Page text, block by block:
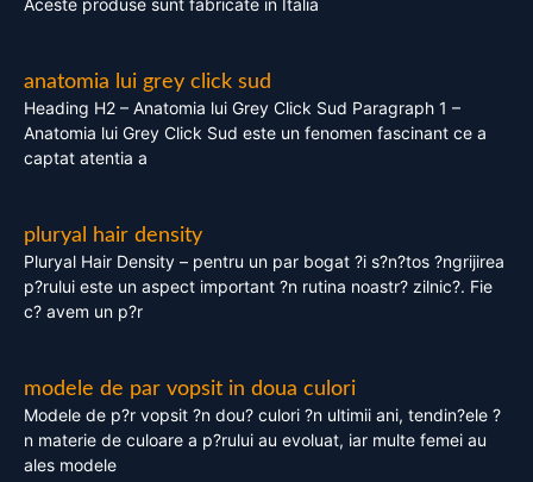
Aceste produse sunt fabricate in Italia
anatomia lui grey click sud
Heading H2 – Anatomia lui Grey Click Sud Paragraph 1 –
Anatomia lui Grey Click Sud este un fenomen fascinant ce a
captat atentia a
pluryal hair density
Pluryal Hair Density – pentru un par bogat ?i s?n?tos ?ngrijirea
p?rului este un aspect important ?n rutina noastr? zilnic?. Fie
c? avem un p?r
modele de par vopsit in doua culori
Modele de p?r vopsit ?n dou? culori ?n ultimii ani, tendin?ele ?
n materie de culoare a p?rului au evoluat, iar multe femei au
ales modele